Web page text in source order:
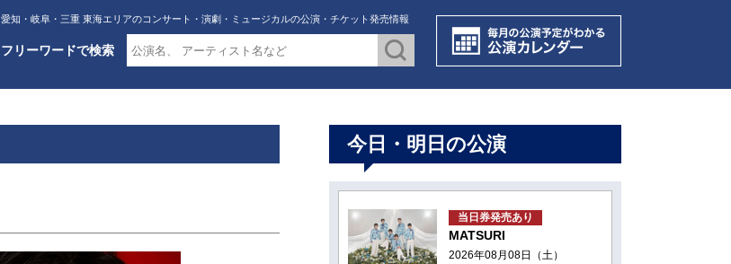
愛知・岐阜・三重 東海エリアのコンサート・演劇・ミュージカルの公演・チケット発売情報
フリーワードで検索
今日・明日の公演
当日券発売あり
MATSURI
2026年08月08日（土）